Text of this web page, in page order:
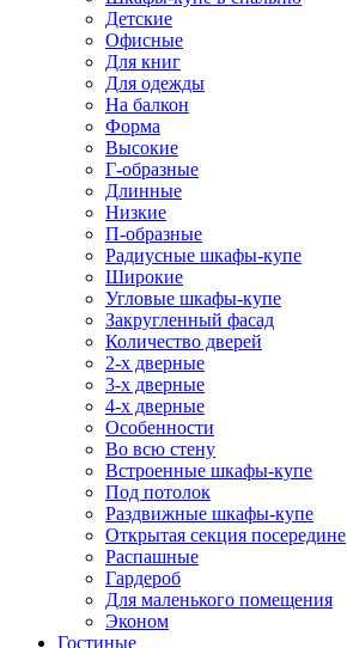
Детские
Офисные
Для книг
Для одежды
На балкон
Форма
Высокие
Г-образные
Длинные
Низкие
П-образные
Радиусные шкафы-купе
Широкие
Угловые шкафы-купе
Закругленный фасад
Количество дверей
2-х дверные
3-х дверные
4-х дверные
Особенности
Во всю стену
Встроенные шкафы-купе
Под потолок
Раздвижные шкафы-купе
Открытая секция посередине
Распашные
Гардероб
Для маленького помещения
Эконом
Гостиные